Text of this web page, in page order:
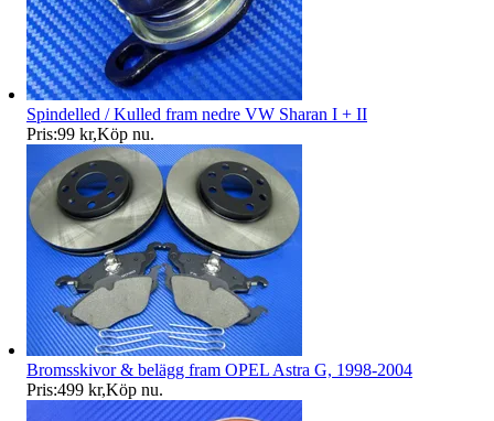
Spindelled / Kulled fram nedre VW Sharan I + II
Pris:99 kr,Köp nu.
Bromsskivor & belägg fram OPEL Astra G, 1998-2004
Pris:499 kr,Köp nu.